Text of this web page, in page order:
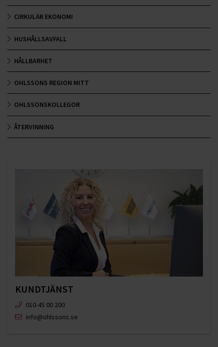
CIRKULÄR EKONOMI
HUSHÅLLSAVFALL
HÅLLBARHET
OHLSSONS REGION MITT
OHLSSONSKOLLEGOR
ÅTERVINNING
KUNDTJÄNST
010-45 00 200​
info@ohlssons.se